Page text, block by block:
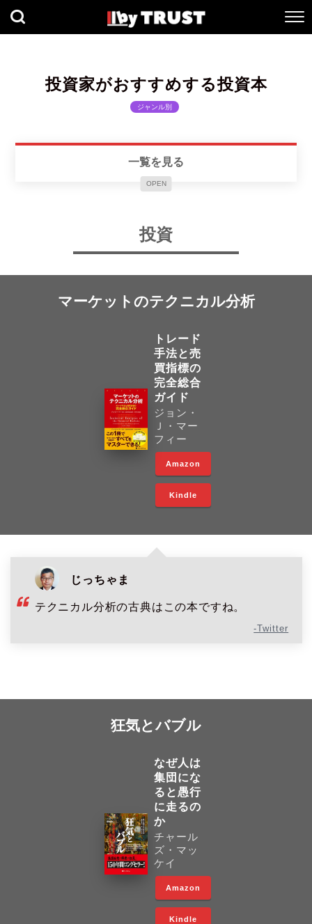
投資家がおすすめする投資本
ジャンル別
OPEN
一覧を見る
投資
マーケットのテクニカル分析
トレード
手法と売
買指標の
完全総合
ガイド
ジョン・
Ｊ・マー
フィー
Amazon
Kindle
じっちゃま
テクニカル分析の古典はこの本ですね。
-Twitter
狂気とバブル
なぜ人は
集団にな
ると愚行
に走るの
か
チャール
ズ・マッ
ケイ
Amazon
Kindle